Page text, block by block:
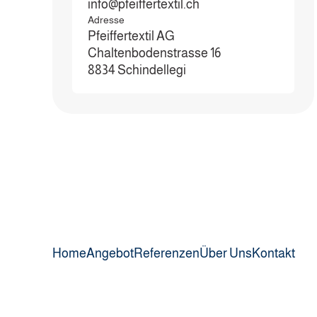
info@pfeiffertextil.ch
Adresse
Pfeiffertextil AG
Chaltenbodenstrasse 16
8834 Schindellegi
HomeAngebotReferenzenÜber Uns Kontakt